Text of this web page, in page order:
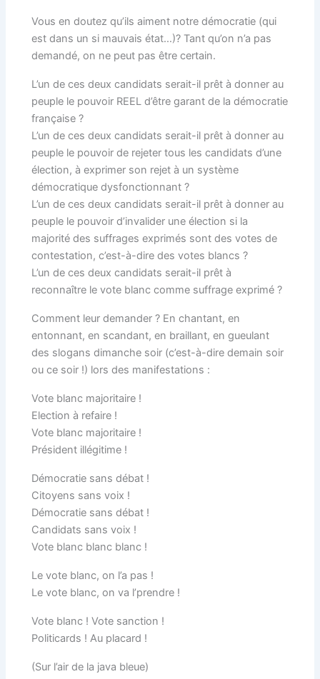
Vous en doutez qu’ils aiment notre démocratie (qui
est dans un si mauvais état…)? Tant qu’on n’a pas
demandé, on ne peut pas être certain.
L’un de ces deux candidats serait-il prêt à donner au
peuple le pouvoir REEL d’être garant de la démocratie
française ?
L’un de ces deux candidats serait-il prêt à donner au
peuple le pouvoir de rejeter tous les candidats d’une
élection, à exprimer son rejet à un système
démocratique dysfonctionnant ?
L’un de ces deux candidats serait-il prêt à donner au
peuple le pouvoir d’invalider une élection si la
majorité des suffrages exprimés sont des votes de
contestation, c’est-à-dire des votes blancs ?
L’un de ces deux candidats serait-il prêt à
reconnaître le vote blanc comme suffrage exprimé ?
Comment leur demander ? En chantant, en
entonnant, en scandant, en braillant, en gueulant
des slogans dimanche soir (c’est-à-dire demain soir
ou ce soir !) lors des manifestations :
Vote blanc majoritaire !
Election à refaire !
Vote blanc majoritaire !
Président illégitime !
Démocratie sans débat !
Citoyens sans voix !
Démocratie sans débat !
Candidats sans voix !
Vote blanc blanc blanc !
Le vote blanc, on l’a pas !
Le vote blanc, on va l’prendre !
Vote blanc ! Vote sanction !
Politicards ! Au placard !
(Sur l’air de la java bleue)